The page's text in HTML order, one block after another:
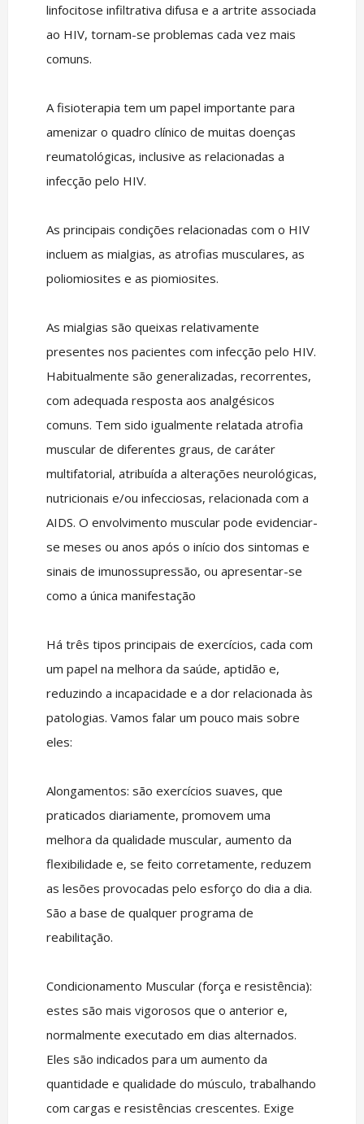
linfocitose infiltrativa difusa e a artrite associada
ao HIV, tornam-se problemas cada vez mais
comuns.
A fisioterapia tem um papel importante para
amenizar o quadro clínico de muitas doenças
reumatológicas, inclusive as relacionadas a
infecção pelo HIV.
As principais condições relacionadas com o HIV
incluem as mialgias, as atrofias musculares, as
poliomiosites e as piomiosites.
As mialgias são queixas relativamente
presentes nos pacientes com infecção pelo HIV.
Habitualmente são generalizadas, recorrentes,
com adequada resposta aos analgésicos
comuns. Tem sido igualmente relatada atrofia
muscular de diferentes graus, de caráter
multifatorial, atribuída a alterações neurológicas,
nutricionais e/ou infecciosas, relacionada com a
AIDS. O envolvimento muscular pode evidenciar-
se meses ou anos após o início dos sintomas e
sinais de imunossupressão, ou apresentar-se
como a única manifestação
Há três tipos principais de exercícios, cada com
um papel na melhora da saúde, aptidão e,
reduzindo a incapacidade e a dor relacionada às
patologias. Vamos falar um pouco mais sobre
eles:
Alongamentos: são exercícios suaves, que
praticados diariamente, promovem uma
melhora da qualidade muscular, aumento da
flexibilidade e, se feito corretamente, reduzem
as lesões provocadas pelo esforço do dia a dia.
São a base de qualquer programa de
reabilitação.
Condicionamento Muscular (força e resistência):
estes são mais vigorosos que o anterior e,
normalmente executado em dias alternados.
Eles são indicados para um aumento da
quantidade e qualidade do músculo, trabalhando
com cargas e resistências crescentes. Exige